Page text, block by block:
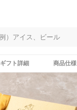
ギフト詳細 商品仕様